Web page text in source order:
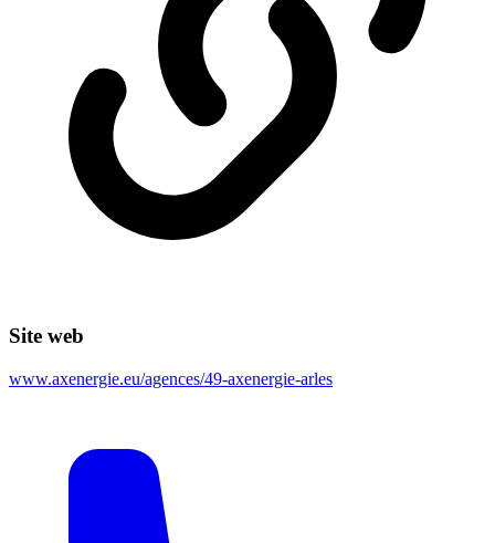
Site web
www.axenergie.eu/agences/49-axenergie-arles